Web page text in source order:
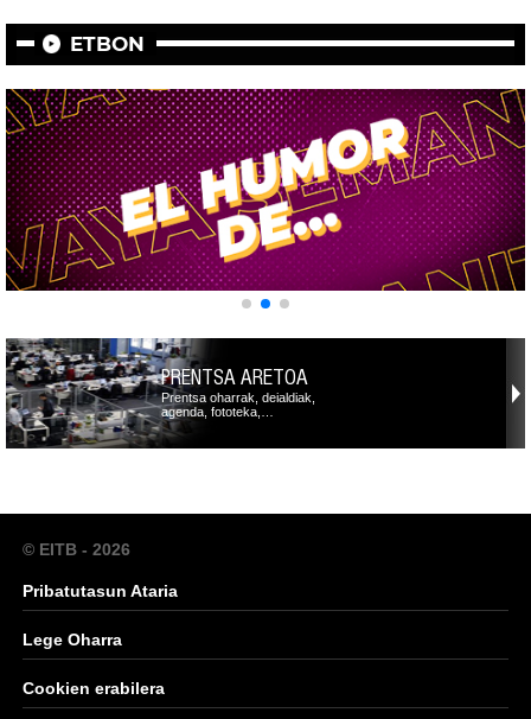
ETBON
PRENTSA ARETOA
Prentsa oharrak, deialdiak,
agenda, fototeka,…
© EITB - 2026
Pribatutasun Ataria
Lege Oharra
Cookien erabilera